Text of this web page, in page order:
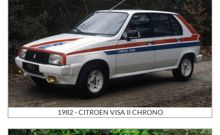
1982 - CITROEN VISA II CHRONO